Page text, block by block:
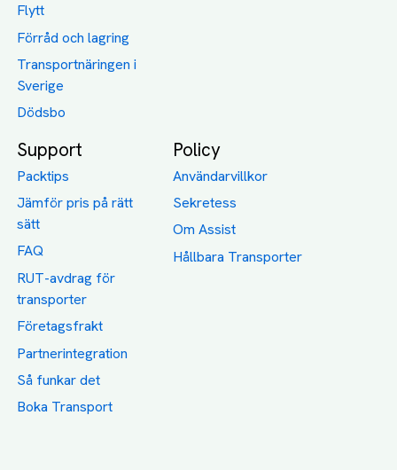
Flytt
Förråd och lagring
Transportnäringen i
Sverige
Dödsbo
Support
Packtips
Jämför pris på rätt
sätt
FAQ
RUT-avdrag för
transporter
Företagsfrakt
Partnerintegration
Så funkar det
Boka Transport
Policy
Användarvillkor
Sekretess
Om Assist
Hållbara Transporter